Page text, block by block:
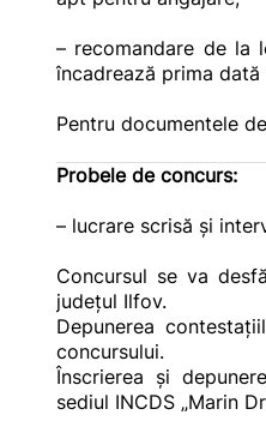
– recomandare de la
încadrează prima
Pentru documentele
Probele de concurs:
– lucrare scrisă și
Concursul se va
județul Ilfov.
Depunerea
concursului.
Înscrierea şi
sediul INCDS „Marin